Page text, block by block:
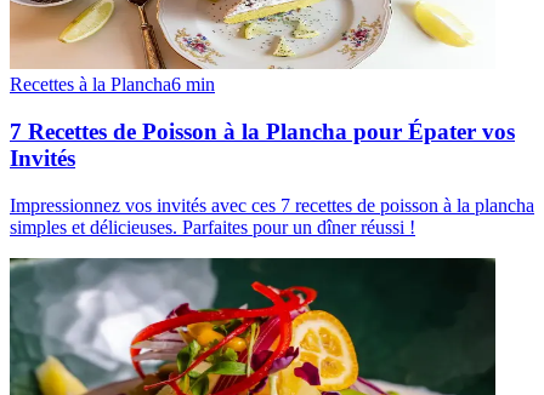
Recettes à la Plancha6 min
7 Recettes de Poisson à la Plancha pour Épater vos
Invités
Impressionnez vos invités avec ces 7 recettes de poisson à la plancha
simples et délicieuses. Parfaites pour un dîner réussi !